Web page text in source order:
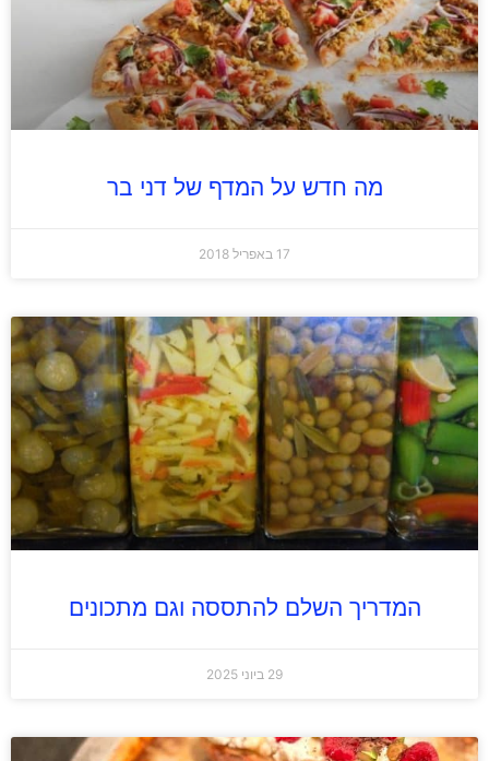
מה חדש על המדף של דני בר
17 באפריל 2018
המדריך השלם להתססה וגם מתכונים
29 ביוני 2025